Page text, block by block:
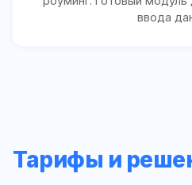
ввода
Тарифы и